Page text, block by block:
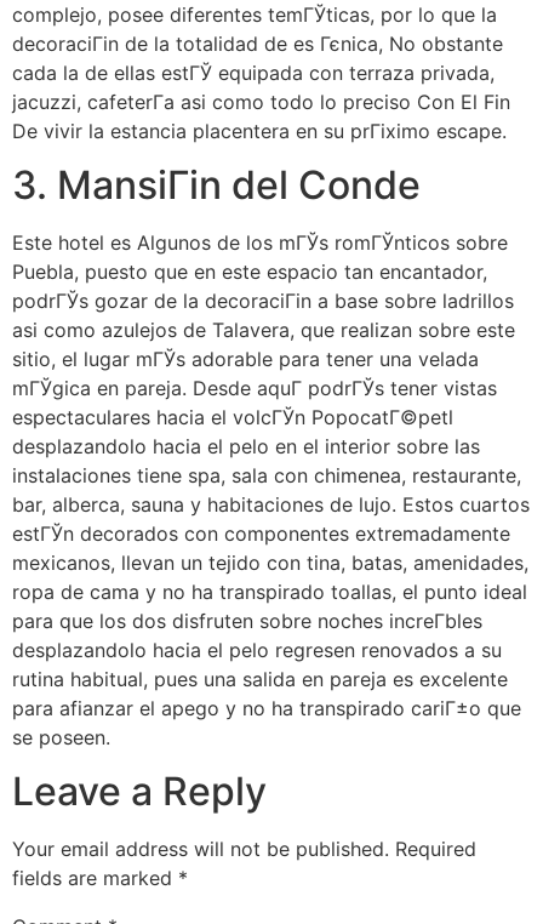
complejo, posee diferentes temГЎticas, por lo que la
decoraciГіn de la totalidad de es Гєnica, No obstante
cada la de ellas estГЎ equipada con terraza privada,
jacuzzi, cafeterГ­a asi­ como todo lo preciso Con El Fin
De vivir la estancia placentera en su prГіximo escape.
3. MansiГіn del Conde
Este hotel es Algunos de los mГЎs romГЎnticos sobre
Puebla, puesto que en este espacio tan encantador,
podrГЎs gozar de la decoraciГіn a base sobre ladrillos
asi­ como azulejos de Talavera, que realizan sobre este
sitio, el lugar mГЎs adorable para tener una velada
mГЎgica en pareja. Desde aquГ­ podrГЎs tener vistas
espectaculares hacia el volcГЎn PopocatГ©petl
desplazandolo hacia el pelo en el interior sobre las
instalaciones tiene spa, sala con chimenea, restaurante,
bar, alberca, sauna y habitaciones de lujo. Estos cuartos
estГЎn decorados con componentes extremadamente
mexicanos, llevan un tejido con tina, batas, amenidades,
ropa de cama y no ha transpirado toallas, el punto ideal
para que los dos disfruten sobre noches increГ­bles
desplazandolo hacia el pelo regresen renovados a su
rutina habitual, pues una salida en pareja es excelente
para afianzar el apego y no ha transpirado cariГ±o que
se poseen.
Leave a Reply
Your email address will not be published. Required
fields are marked *